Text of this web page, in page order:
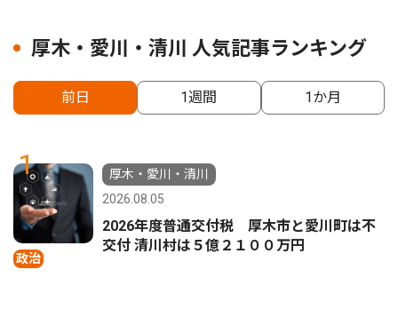
厚木・愛川・清川 人気記事ランキング
前日 1週間 1か月
1
政治
厚木・愛川・清川
2026.08.05
2026年度普通交付税 厚木市と愛川町は不
交付 清川村は５億２１００万円